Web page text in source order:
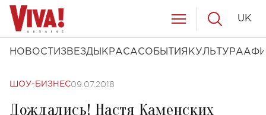
НОВОСТИ ЗВЕЗДЫ КРАСАСОБЫТИЯ КУЛЬТУРА
UK
ШОУ-БИЗНЕС09.07.2018
Дождались! Настя Каменских